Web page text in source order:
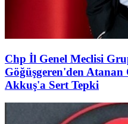
Chp İl Genel Meclisi
Göğüşgeren'den
Akkuş'a Sert Tepki